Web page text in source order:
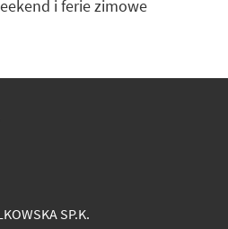
i ferie zimowe
SP.K.